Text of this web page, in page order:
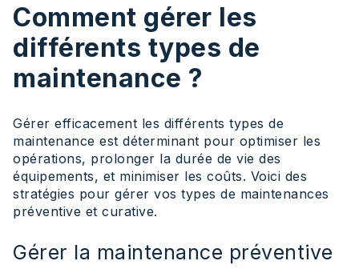
Comment gérer les
différents types de
maintenance ?
Gérer efficacement les différents types de
maintenance est déterminant pour optimiser les
opérations, prolonger la durée de vie des
équipements, et minimiser les coûts. Voici des
stratégies pour gérer vos types de maintenances
préventive et curative.
Gérer la maintenance préventive